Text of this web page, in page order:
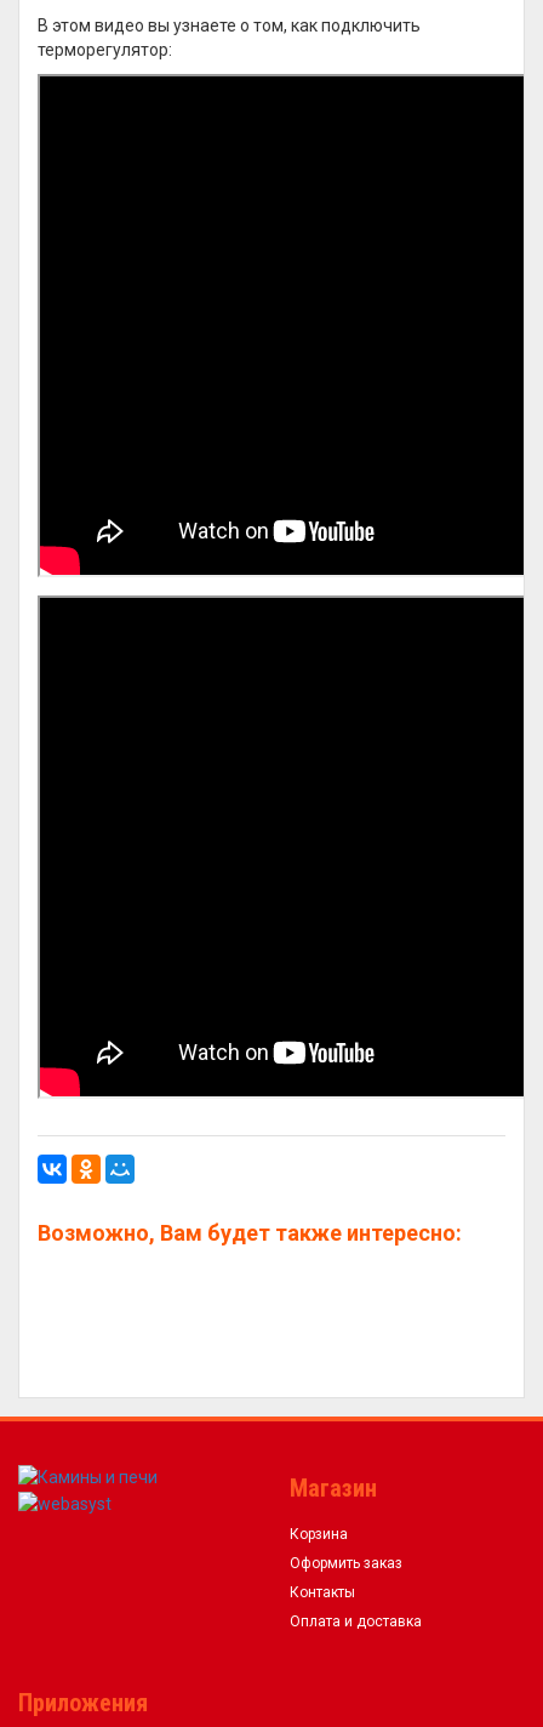
В этом видео вы узнаете о том, как подключить
терморегулятор:
Возможно, Вам будет также интересно:
Магазин
Корзина
Оформить заказ
Контакты
Оплата и доставка
Приложения